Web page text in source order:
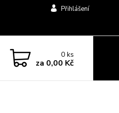
Přihlášení
0ks
za 0,00 Kč